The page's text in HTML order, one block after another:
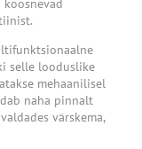
selle looduslike
mehaanilisel
naha pinnalt
värskema,